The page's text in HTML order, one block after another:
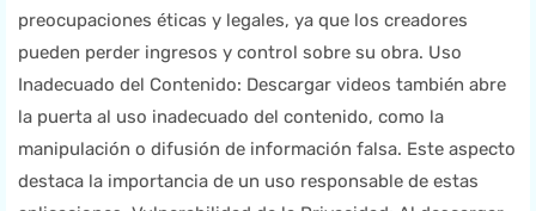
preocupaciones éticas y legales, ya que los creadores
pueden perder ingresos y control sobre su obra. Uso
Inadecuado del Contenido: Descargar videos también abre
la puerta al uso inadecuado del contenido, como la
manipulación o difusión de información falsa. Este aspecto
destaca la importancia de un uso responsable de estas